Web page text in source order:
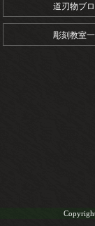
道刃物ブ
彫刻教室